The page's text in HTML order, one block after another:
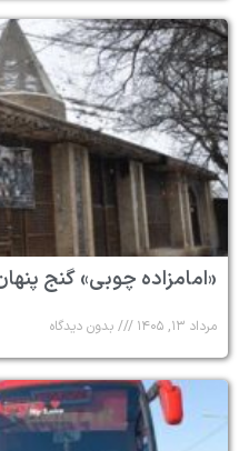
«امامزاده چوبی» گنج
مرداد ۱۳, ۱۴۰۵ بدون دیدگاه